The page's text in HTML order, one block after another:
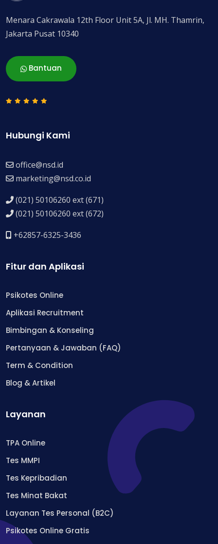
Menara Cakrawala 12th Floor Unit 5A, Jl. MH. Thamrin,
Jakarta Pusat 10340
Bantuan
Hubungi Kami
office@nsd.id
marketing@nsd.co.id
(021) 50106260 ext (671)
(021) 50106260 ext (672)
+62857-6325-3436
Fitur dan Aplikasi
Psikotes Online
Aplikasi Recruitment
Bimbingan & Konseling
Pertanyaan & Jawaban (FAQ)
Term & Condition
Blog & Artikel
Layanan
TPA Online
Tes MMPI
Tes Kepribadian
Tes Minat Bakat
Layanan Tes Personal (B2C)
Psikotes Online Gratis